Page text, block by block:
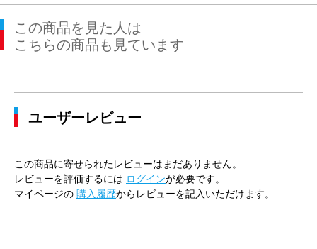
この商品を見た人は
こちらの商品も見ています
ユーザーレビュー
この商品に寄せられたレビューはまだありません。
レビューを評価するには ログインが必要です。
マイページの 購入履歴からレビューを記入いただけます。